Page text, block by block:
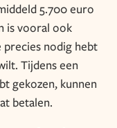
5.700 euro
is vooral ook
precies nodig hebt
Tijdens een
gekozen, kunnen
betalen.